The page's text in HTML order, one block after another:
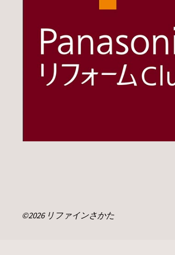
©2026 リファインさかた